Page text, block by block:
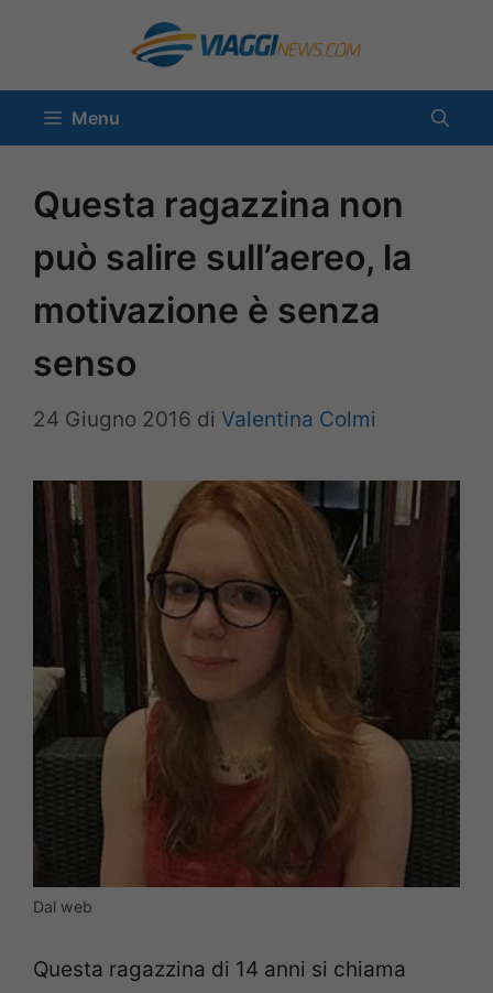
contenuto
Menu
Questa ragazzina non
può salire sull’aereo, la
motivazione è senza
senso
24 Giugno 2016 di Valentina Colmi
Dal web
Questa ragazzina di 14 anni si chiama